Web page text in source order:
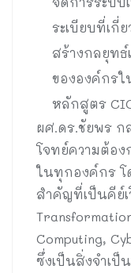
ระเบียบที่เกี่
สร้างกลยุท
ขององค์กรใ
หลักสูตร
ผศ.ดร.ชัยพร ก
โจทย์ความต้อ
ในทุกองค์กร โ
สำคัญที่เป็นคีย์
Computing,
ซึ่งเป็นสิ่งจำเ